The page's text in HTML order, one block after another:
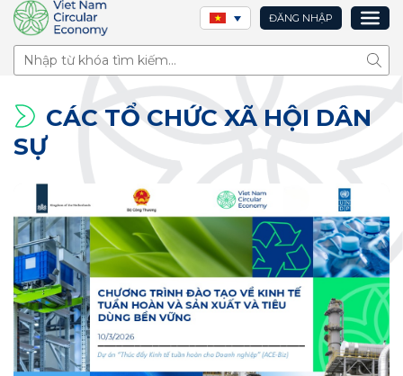
ĐĂNG NHẬP
Tìm
CÁC TỔ CHỨC XÃ HỘI DÂN
SỰ